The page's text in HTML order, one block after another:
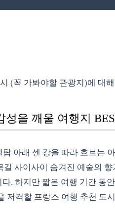
(꼭 가봐야할 관광지)에 대
을 깨울 여행지
아래 센 강을 따라 흐르는
길 사이사이 숨겨진 예술의
. 하지만 짧은 여행 기간 동
저격할 프랑스 여행 추천 도